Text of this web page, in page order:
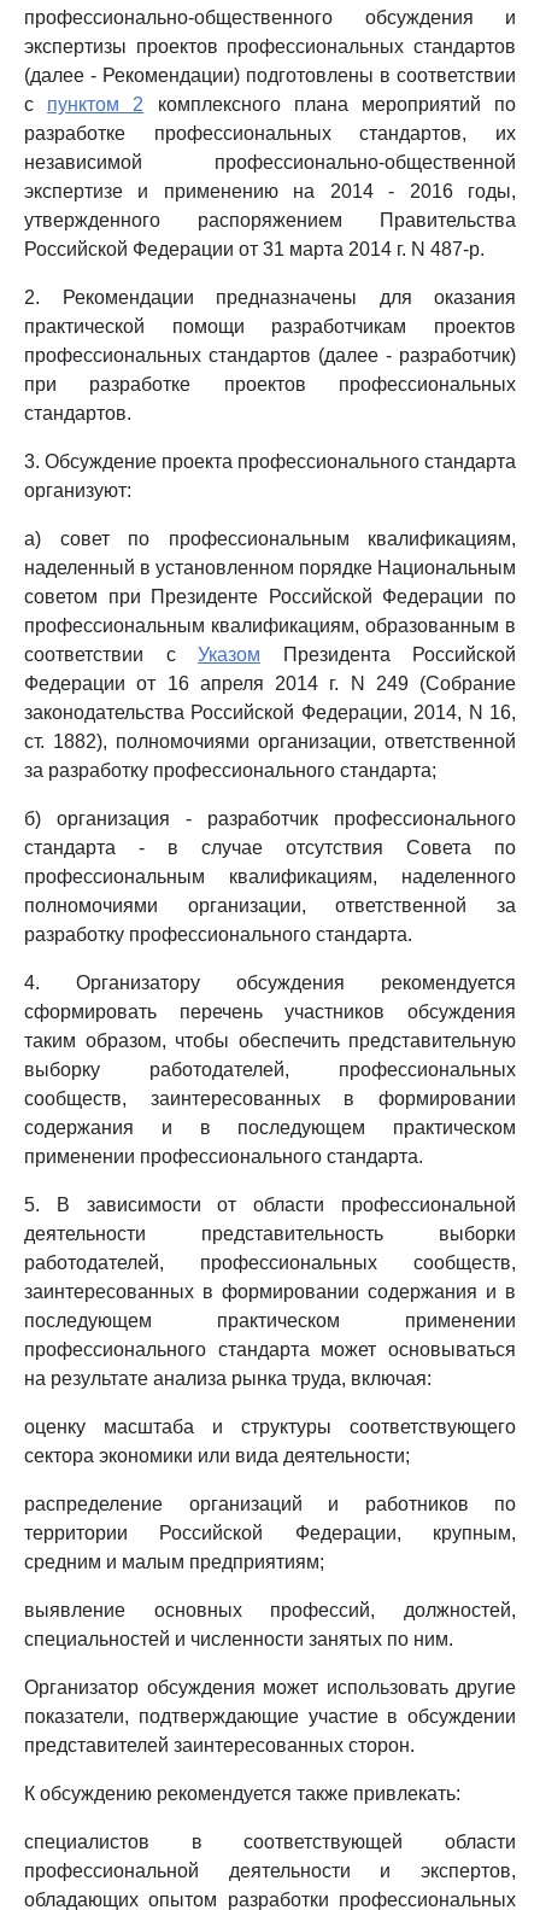
профессионально-общественного обсуждения и
экспертизы проектов профессиональных стандартов
(далее - Рекомендации) подготовлены в соответствии
с пунктом 2 комплексного плана мероприятий по
разработке профессиональных стандартов, их
независимой профессионально-общественной
экспертизе и применению на 2014 - 2016 годы,
утвержденного распоряжением Правительства
Российской Федерации от 31 марта 2014 г. N 487-р.
2. Рекомендации предназначены для оказания
практической помощи разработчикам проектов
профессиональных стандартов (далее - разработчик)
при разработке проектов профессиональных
стандартов.
3. Обсуждение проекта профессионального стандарта
организуют:
а) совет по профессиональным квалификациям,
наделенный в установленном порядке Национальным
советом при Президенте Российской Федерации по
профессиональным квалификациям, образованным в
соответствии с Указом Президента Российской
Федерации от 16 апреля 2014 г. N 249 (Собрание
законодательства Российской Федерации, 2014, N 16,
ст. 1882), полномочиями организации, ответственной
за разработку профессионального стандарта;
б) организация - разработчик профессионального
стандарта - в случае отсутствия Совета по
профессиональным квалификациям, наделенного
полномочиями организации, ответственной за
разработку профессионального стандарта.
4. Организатору обсуждения рекомендуется
сформировать перечень участников обсуждения
таким образом, чтобы обеспечить представительную
выборку работодателей, профессиональных
сообществ, заинтересованных в формировании
содержания и в последующем практическом
применении профессионального стандарта.
5. В зависимости от области профессиональной
деятельности представительность выборки
работодателей, профессиональных сообществ,
заинтересованных в формировании содержания и в
последующем практическом применении
профессионального стандарта может основываться
на результате анализа рынка труда, включая:
оценку масштаба и структуры соответствующего
сектора экономики или вида деятельности;
распределение организаций и работников по
территории Российской Федерации, крупным,
средним и малым предприятиям;
выявление основных профессий, должностей,
специальностей и численности занятых по ним.
Организатор обсуждения может использовать другие
показатели, подтверждающие участие в обсуждении
представителей заинтересованных сторон.
К обсуждению рекомендуется также привлекать:
специалистов в соответствующей области
профессиональной деятельности и экспертов,
обладающих опытом разработки профессиональных